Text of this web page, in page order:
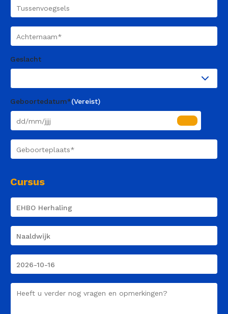
Tussenvoegsels
Achternaam
Geslacht
Geboortedatum*(Vereist)
Geboorteplaats
Cursus
Course
Name
Course
Plaats
Course
Date
Comment